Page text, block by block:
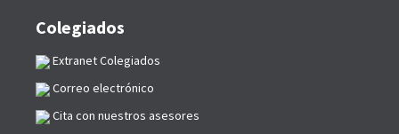
Colegiados
Extranet Colegiados
Correo electrónico
Cita con nuestros asesores